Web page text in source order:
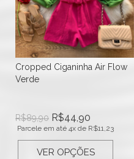
Cropped Ciganinha Air Flow
Verde
R$89,90 R$44,90
Parcele em até 4x de R$11,23
VER OPÇÕES